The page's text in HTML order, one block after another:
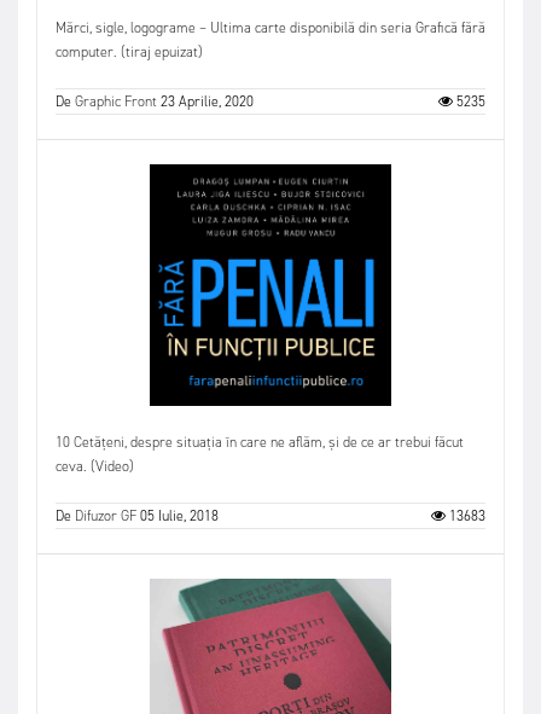
Mărci, sigle, logograme – Ultima carte disponibilă din seria Grafică fără
computer. (tiraj epuizat)
DeGraphic Front23 Aprilie, 2020 5235
10 Cetățeni, despre situația în care ne aflăm, și de ce ar trebui făcut
ceva. (Video)
De Difuzor GF05 Iulie, 2018 13683